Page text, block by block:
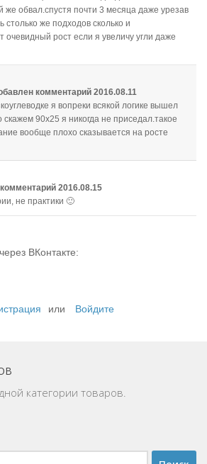
же обвал.спустя почти 3 месяца даже урезав
столько же подходов сколько и
очевидный рост если я увеличу угли даже
комментарий 2016.08.11
я вопреки всякой логике вышел
90х25 я никогда не приседал.такое
вообще плохо сказывается на росте
2016.08.15
не практики 🙂
ВКонтакте:
или Войдите
категории товаров.